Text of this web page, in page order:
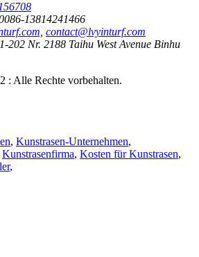
13814241466
contact@lvyinturf.com
202 Nr. 2188 Taihu West Avenue Binhu
: Alle Rechte vorbehalten.
, Kunstrasen-Unternehmen,
Kunstrasenfirma, Kosten für Kunstrasen,
,